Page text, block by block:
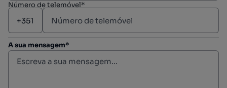
Número de telemóvel*
A sua mensagem*